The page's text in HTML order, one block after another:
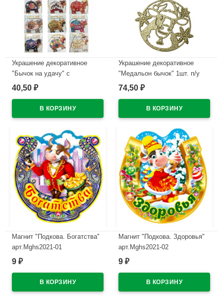
Украшение декоративное
"Бычок на удачу" с
предсказанием арт.81015
40,50 ₽
Украшение декоративное
"Медальон бычок" 1шт. п/у
арт.СБ-03
74,50 ₽
Магнит "Подкова. Богатства"
арт.Mghs2021-01
9 ₽
Магнит "Подкова. Здоровья"
арт.Mghs2021-02
9 ₽